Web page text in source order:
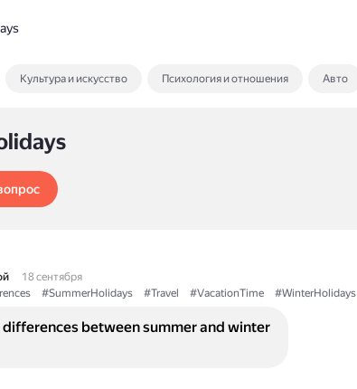
Культура и искусство Психология и отношения Авто
18 сентября
#SummerHolidays #Travel #VacationTime #WinterHolidays
between summer and winter